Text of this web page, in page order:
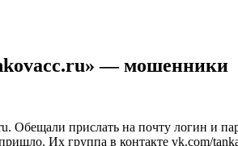
— мошенники
Обещали прислать на почту логин и
Их группа в контакте vk.com/